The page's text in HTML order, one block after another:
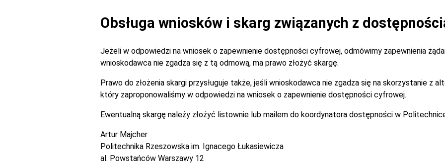
Obsługa wniosków i skarg związanych z
Jeżeli w odpowiedzi na wniosek o zapewnienie dostępności cyfrowej, odmówimy zapewnienia
wnioskodawca nie zgadza się z tą odmową, ma prawo złożyć skargę.
Prawo do złożenia skargi przysługuje także, jeśli wnioskodawca nie zgadza się na skorzystanie z
który zaproponowaliśmy w odpowiedzi na wniosek o zapewnienie dostępności cyfrowej.
Ewentualną skargę należy złożyć listownie lub mailem do koordynatora dostępności w
Artur Majcher
Politechnika Rzeszowska im. Ignacego Łukasiewicza
al. Powstańców Warszawy 12